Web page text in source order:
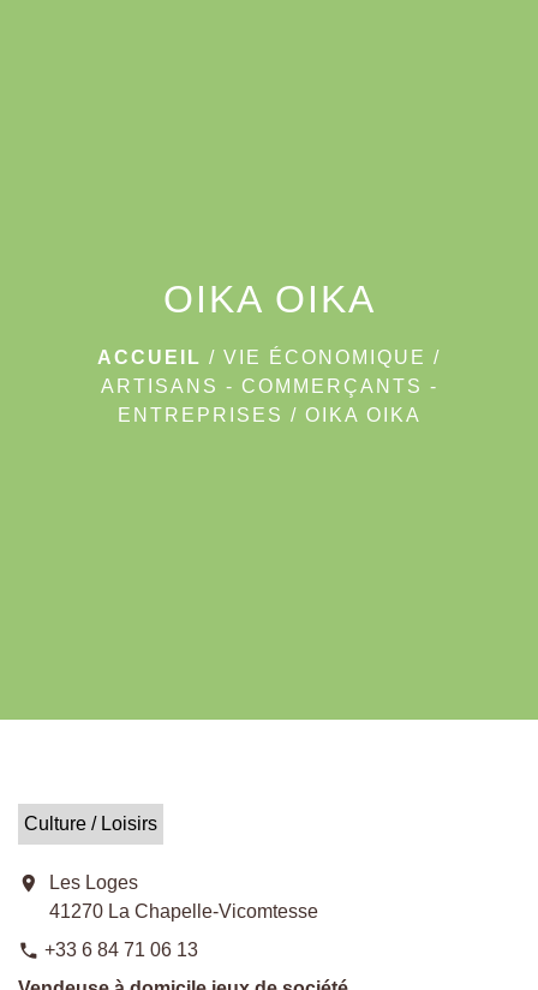
OIKA OIKA
ACCUEIL / VIE ÉCONOMIQUE /
ARTISANS - COMMERÇANTS -
ENTREPRISES / OIKA OIKA
Culture / Loisirs
location_on
Les Loges
41270 La Chapelle-Vicomtesse
phone +33 6 84 71 06 13